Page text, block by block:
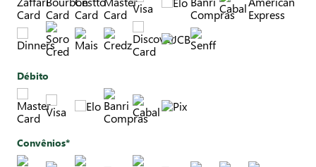
Débito
Convênios*